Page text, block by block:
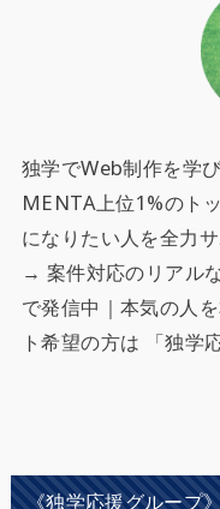
独学でWeb制作を学
MENTA上位1%のト
になりたい人を全力
→ 案件対応のリアル
で発信中｜本気の人
ト希望の方は 「独学
《独学応援グループ